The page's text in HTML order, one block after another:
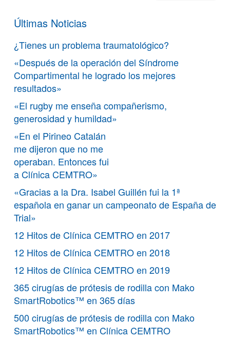
Últimas Noticias
¿Tienes un problema traumatológico?
«Después de la operación del Síndrome
Compartimental he logrado los mejores
resultados»
«El rugby me enseña compañerismo,
generosidad y humildad»
«En el Pirineo Catalán
me dijeron que no me
operaban. Entonces fui
a Clínica CEMTRO»
«Gracias a la Dra. Isabel Guillén fui la 1ª
española en ganar un campeonato de España de
Trial»
12 Hitos de Clínica CEMTRO en 2017
12 Hitos de Clínica CEMTRO en 2018
12 Hitos de Clínica CEMTRO en 2019
365 cirugías de prótesis de rodilla con Mako
SmartRobotics™ en 365 días
500 cirugías de prótesis de rodilla con Mako
SmartRobotics™ en Clínica CEMTRO